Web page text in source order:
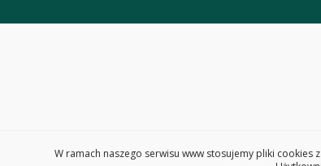
W ramach naszego serwisu www stosujemy pliki